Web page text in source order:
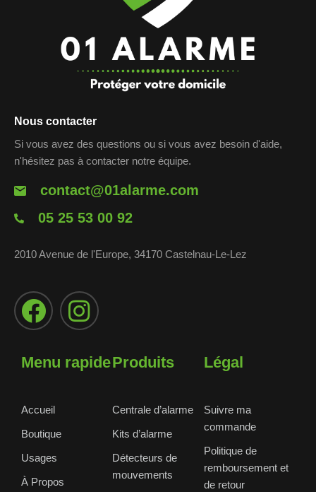
Nous contacter
Si vous avez des questions ou si vous avez besoin d'aide,
n'hésitez pas à contacter notre équipe.
contact@01alarme.com
05 25 53 00 92
2010 Avenue de l'Europe, 34170 Castelnau-Le-Lez
Menu rapide
Accueil
Boutique
Usages
À Propos
Produits
Centrale d’alarme
Kits d’alarme
Détecteurs de
mouvements
Légal
Suivre ma
commande
Politique de
remboursement et
de retour